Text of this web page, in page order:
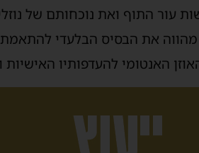
עור התוף ואת נוכחותם של
את הבסיס הבלעדי להתאמת
האנטומי להעדפותיו האישיות